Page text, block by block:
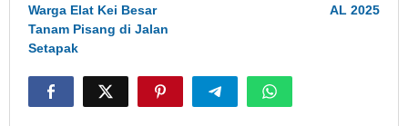
Warga Elat Kei Besar
Tanam Pisang di Jalan
Setapak
AL 2025